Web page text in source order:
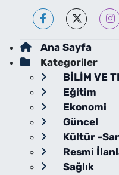
Ana Sayfa
Kategoriler
BİLİM VE
Eğitim
Ekonomi
Güncel
Kültür -
Resmi
Sağlık